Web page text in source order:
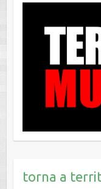
torna a